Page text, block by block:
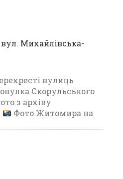
Михайлівська-
вулиць
Скорульського
з архіву
Фото Житомира на